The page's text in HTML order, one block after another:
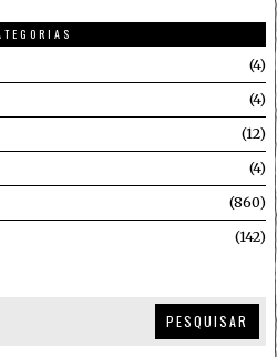
4
4
12
4
860
142
PESQUISAR